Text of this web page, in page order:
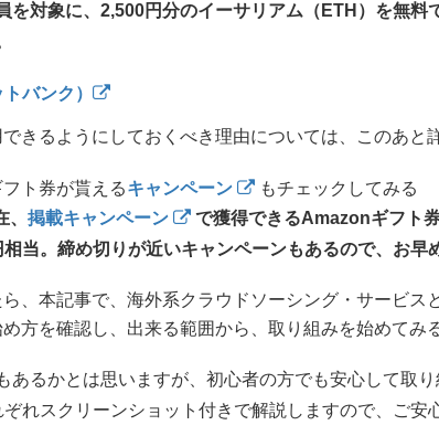
を対象に、2,500円分のイーサリアム（ETH）を無料
バンク）
きるようにしておくべき理由については、このあと
ト券が貰えるキャンペーン
もチェックしてみる
掲載キャンペーン
で獲得できるAmazonギフト
当。締め切りが近いキャンペーンもあるので、お早
、本記事で、海外系クラウドソーシング・サービス
方を確認し、出来る範囲から、取り組みを始めてみ
あるかとは思いますが、初心者の方でも安心して取
れスクリーンショット付きで解説しますので、ご安